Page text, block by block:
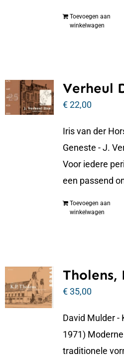
Toevoegen aan
winkelwagen
Verheul
€22,00
Iris van der
Geneste - J.
Voor iedere
een passend
Toevoegen aan
winkelwagen
Tholens,
€35,00
David Mulder -
1971)
traditionele